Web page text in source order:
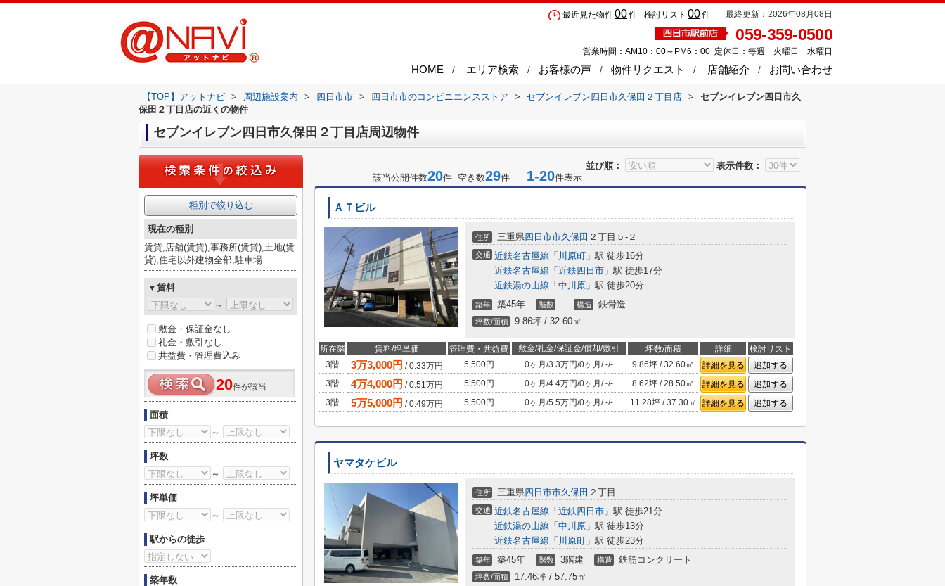
最終更新：2026年08月08日
検討リスト 00件
最近見た物件00件
059-359-0500
営業時間：AM10：00～PM6：00 定休日：毎週 火曜日 水曜日
お問い合わせ
店舗紹介
物件リクエスト
お客様の声
エリア検索
HOME
【TOP】アットナビ > 周辺施設案内 > 四日市市 > 四日市市のコンビニエンスストア > セブンイレブン四日市久保田２丁目店 >
セブンイレブン四日市久
保田２丁目店の近くの物件
セブンイレブン四日市久保田２丁目店周辺物件
並び順：
表示件数：
該当公開件数20件 空き数29件 1-20件表示
ＡＴビル
住所 三重県四日市市久保田 ２丁目５-２
交通 近鉄名古屋線 「 川原町 」駅 徒歩16分
近鉄名古屋線 「 近鉄四日市 」駅 徒歩17分
近鉄湯の山線 「 中川原 」駅 徒歩20分
築年 築45年 階数 - 構造 鉄骨造
坪数/面積 9.86坪 / 32.60㎡
所在階 賃料/坪単価 管理費・共益費 敷金/礼金/保証金/償却/敷引 坪数/面積 詳細
検討リスト
3階
3万3,000円 /0.33万円 5,500円 0ヶ月 /3.3万円/0ヶ月 /-/- 9.86坪 / 32.60㎡ 詳細を見る
追加する
3階
4万4,000円 /0.51万円 5,500円 0ヶ月 /4.4万円/0ヶ月 /-/- 8.62坪 / 28.50㎡ 詳細を見る
追加する
3階
5万5,000円 /0.49万円 5,500円 0ヶ月 /5.5万円/0ヶ月 /-/- 11.28坪 / 37.30㎡ 詳細を見る 追加する
ヤマタケビル
住所 三重県四日市市久保田 ２丁目
交通 近鉄名古屋線 「 近鉄四日市 」駅 徒歩21分
近鉄湯の山線 「 中川原 」駅 徒歩13分
近鉄名古屋線 「 川原町 」駅 徒歩23分
築年 築45年 階数 3階建 構造 鉄筋コンクリート
坪数/面積 17.46坪 / 57.75㎡
種別で絞り込む
現在の種別
賃貸,店舗(賃貸),事務所(賃貸),土地(賃
貸),住宅以外建物全部,駐車場
▼賃料
～
敷金・保証金なし
礼金・敷引なし
共益費・管理費込み
20件が該当
面積
～
坪数
～
坪単価
～
駅からの徒歩
築年数